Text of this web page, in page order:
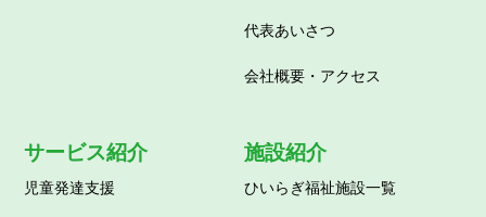
代表あいさつ
会社概要・アクセス
サービス紹介
児童発達支援
施設紹介
ひいらぎ福祉施設一覧